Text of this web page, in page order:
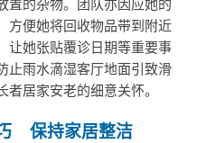
置的杂物。团队亦因应她的
方便她将回收物品带到附近
让她张贴覆诊日期等重要事
止雨水滴湿客厅地面引致滑
居家安老的细意关怀。
保持家居整洁